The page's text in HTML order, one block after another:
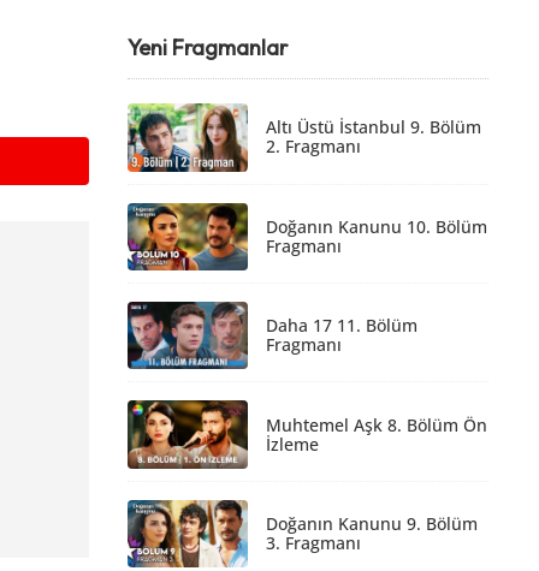
Yeni Fragmanlar
Altı Üstü İstanbul 9. Bölüm
2. Fragmanı
Doğanın Kanunu 10. Bölüm
Fragmanı
Daha 17 11. Bölüm
Fragmanı
Muhtemel Aşk 8. Bölüm Ön
İzleme
Doğanın Kanunu 9. Bölüm
3. Fragmanı